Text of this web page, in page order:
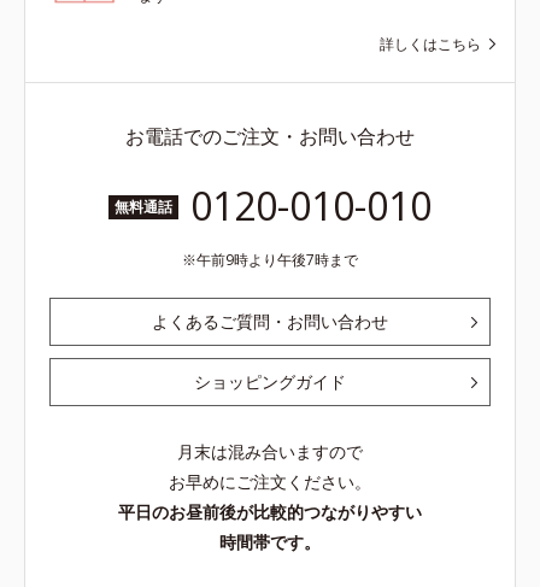
詳しくはこちら
お電話でのご注文・お問い合わせ
無料通話 0120-010-010
午前9時より午後7時まで
よくあるご質問・お問い合わせ
ショッピングガイド
月末は混み合いますので
お早めにご注文ください。
平日のお昼前後が比較的つながりやすい
時間帯です。